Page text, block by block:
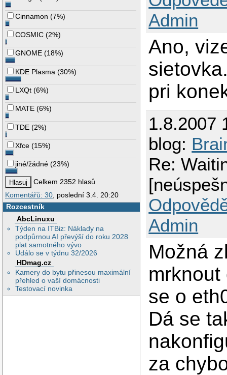
Cinnamon (7%)
COSMIC (2%)
GNOME (18%)
KDE Plasma (30%)
LXQt (6%)
MATE (6%)
TDE (2%)
Xfce (15%)
jiné/žádné (23%)
Celkem 2352 hlasů
Komentářů: 30 , poslední 3.4. 20:20
Rozcestník
AbcLinuxu
Týden na ITBiz: Náklady na
podpůrnou AI převýší do roku 2028
plat samotného vývo
Událo se v týdnu 32/2026
HDmag.cz
Kamery do bytu přinesou maximální
přehled o vaší domácnosti
Testovací novinka
Admin
Ano,
pri
1.8.2007
blog:
Re:
Admin
Možná
se o
Dá se
za